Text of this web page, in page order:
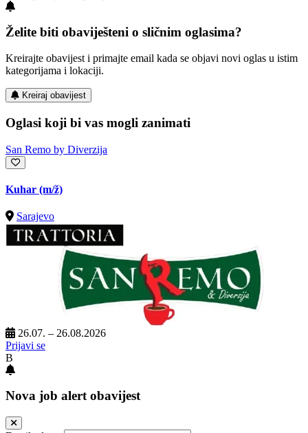
Želite biti obaviješteni o sličnim oglasima?
Kreirajte obavijest i primajte email kada se objavi novi oglas u istim
kategorijama i lokaciji.
Kreiraj obavijest
Oglasi koji bi vas mogli zanimati
San Remo by Diverzija
Kuhar (m/ž)
Sarajevo
26.07. – 26.08.2026
Prijavi se
B
Nova job alert obavijest